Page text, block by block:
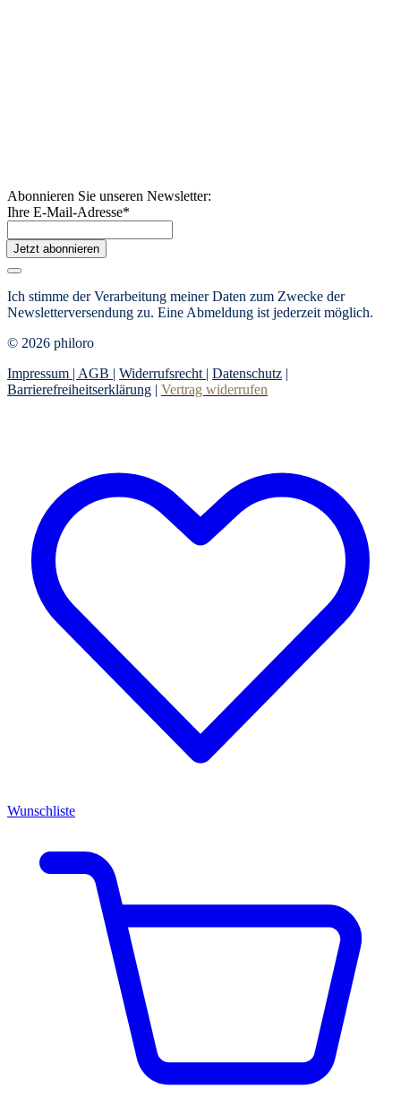
Abonnieren Sie unseren Newsletter:
Ihre E-Mail-Adresse*
Jetzt abonnieren
Ich stimme der Verarbeitung meiner Daten zum Zwecke der
Newsletterversendung zu. Eine Abmeldung ist jederzeit möglich.
© 2026 philoro
Impressum | AGB | Widerrufsrecht | Datenschutz |
Barrierefreiheitserklärung | Vertrag widerrufen
Wunschliste